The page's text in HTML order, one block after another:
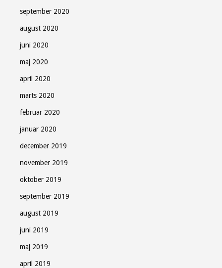
september 2020
august 2020
juni 2020
maj 2020
april 2020
marts 2020
februar 2020
januar 2020
december 2019
november 2019
oktober 2019
september 2019
august 2019
juni 2019
maj 2019
april 2019